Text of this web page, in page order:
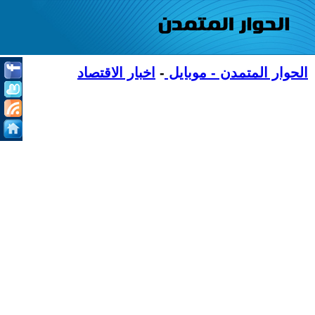
الحوار المتمدن - موبايل - اخبار الاقتصاد